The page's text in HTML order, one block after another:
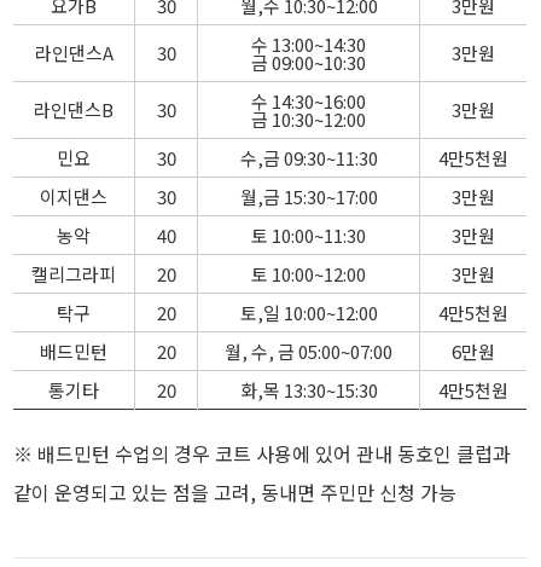
요가B
30 월,수 10:30~12:00
3만원
라인댄스A
30 수 13:00~14:30
금 09:00~10:30 3만원
라인댄스B 30 수 14:30~16:00
금 10:30~12:00
3만원
민요
30 수,금 09:30~11:30
4만5천원
이지댄스
30 월,금 15:30~17:00
3만원
농악
40 토 10:00~11:30
3만원
캘리그라피
20 토 10:00~12:00
3만원
탁구
20 토,일 10:00~12:00
4만5천원
배드민턴
20 월, 수, 금 05:00~07:00
6만원
통기타
20 화,목 13:30~15:30 4만5천원
※ 배드민턴 수업의 경우 코트 사용에 있어 관내 동호인 클럽과
같이 운영되고 있는 점을 고려, 동내면 주민만 신청 가능